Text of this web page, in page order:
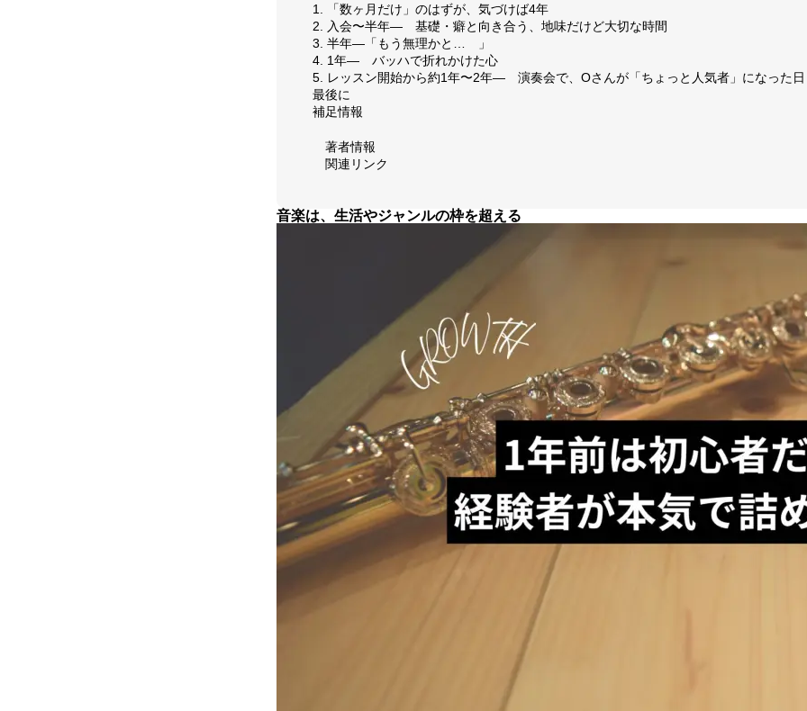
個人情報保護方針 特定商取引法
1. 「数ヶ月だけ」のはずが、気づけば4年
2. 入会〜半年― 基礎・癖と向き合う、地味だけど大切な時間
3. 半年―「もう無理かと… 」
4. 1年― バッハで折れかけた心
5. レッスン開始から約1年〜2年― 演奏会で、Oさんが「ちょっと人気者」になった日
最後に
補足情報
著者情報
関連リンク
音楽は、生活やジャンルの枠を超える